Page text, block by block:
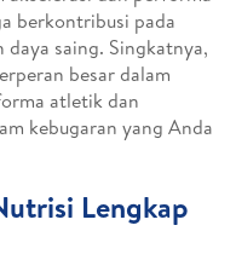
berkontribusi pada
saing. Singkatnya,
besar dalam
atletik dan
kebugaran yang Anda
Lengkap